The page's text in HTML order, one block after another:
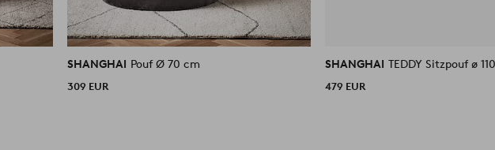
SHANGHAI Pouf Ø 70 cm
309 EUR
SHANGHAI TEDDY Sitzpouf ø
479 EUR